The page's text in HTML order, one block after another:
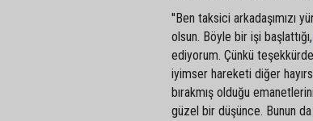
''Ben taksici arkadaşımızı
olsun. Böyle bir işi başlattığı,
ediyorum. Çünkü
iyimser hareketi diğer
bırakmış olduğu
güzel bir düşünce. Bunun